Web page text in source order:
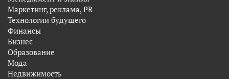
Маркетинг, реклама, PR
Технологии будущего
Финансы
Бизнес
Образование
Мода
Недвижимость